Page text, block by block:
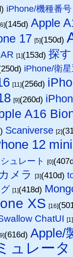
iPhone/機種番号
(145d)Apple
17 [5](150d)
[1](153d)探す
iPhone/衛
[11](256d)
[9](260d)
A16
Scaniverse [2]
12 mini
ュレート [0]
メラ [3](410d)
[1](418d)
XS [16]
ChatUI [1]
(616d)Apple/
ュレータ